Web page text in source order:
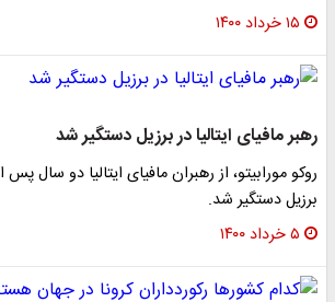
۱۵ خرداد ۱۴۰۰
رهبر مافیای ایتالیا در برزیل دستگیر شد
روکو مورابیتو، از رهبران مافیای ایتالیا دو سال پس
برزیل دستگیر شد.
۵ خرداد ۱۴۰۰